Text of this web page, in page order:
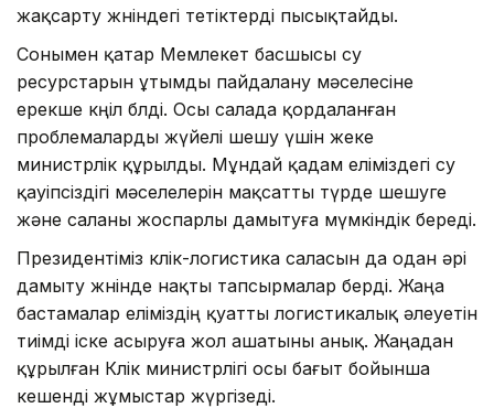
жақсарту жөніндегі тетіктерді пысықтайды.
Сонымен қатар Мемлекет басшысы су
ресурстарын ұтымды пайдалану мәселесіне
ерекше көңіл бөлді. Осы салада қордаланған
проблемаларды жүйелі шешу үшін жеке
министрлік құрылды. Мұндай қадам еліміздегі су
қауіпсіздігі мәселелерін мақсатты түрде шешуге
және саланы жоспарлы дамытуға мүмкіндік береді.
Президентіміз көлік-логистика саласын да одан әрі
дамыту жөнінде нақты тапсырмалар берді. Жаңа
бастамалар еліміздің қуатты логистикалық әлеуетін
тиімді іске асыруға жол ашатыны анық. Жаңадан
құрылған Көлік министрлігі осы бағыт бойынша
кешенді жұмыстар жүргізеді.